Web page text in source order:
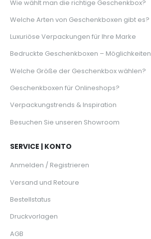
Wie wählt man die richtige Geschenkbox?
Welche Arten von Geschenkboxen gibt es?
Luxuriöse Verpackungen für Ihre Marke
Bedruckte Geschenkboxen – Möglichkeiten
Welche Größe der Geschenkbox wählen?
Geschenkboxen für Onlineshops?
Verpackungstrends & Inspiration
Besuchen Sie unseren Showroom
SERVICE | KONTO
Anmelden / Registrieren
Versand und Retoure
Bestellstatus
Druckvorlagen
AGB